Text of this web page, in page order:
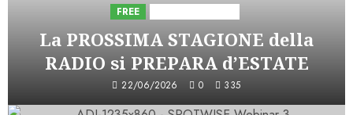
FREE
La PROSSIMA STAGIONE della
RADIO si PREPARA d’ESTATE
22/06/2026 0 335